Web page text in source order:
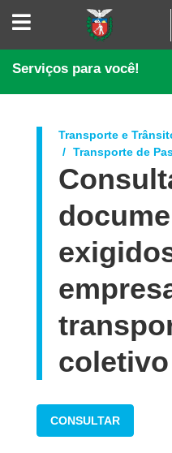
SUPERINTENDÊNCIA-
GOVERNANÇA
Serviços para você!
Transporte e
Transporte de
coletivo
CONSULTAR